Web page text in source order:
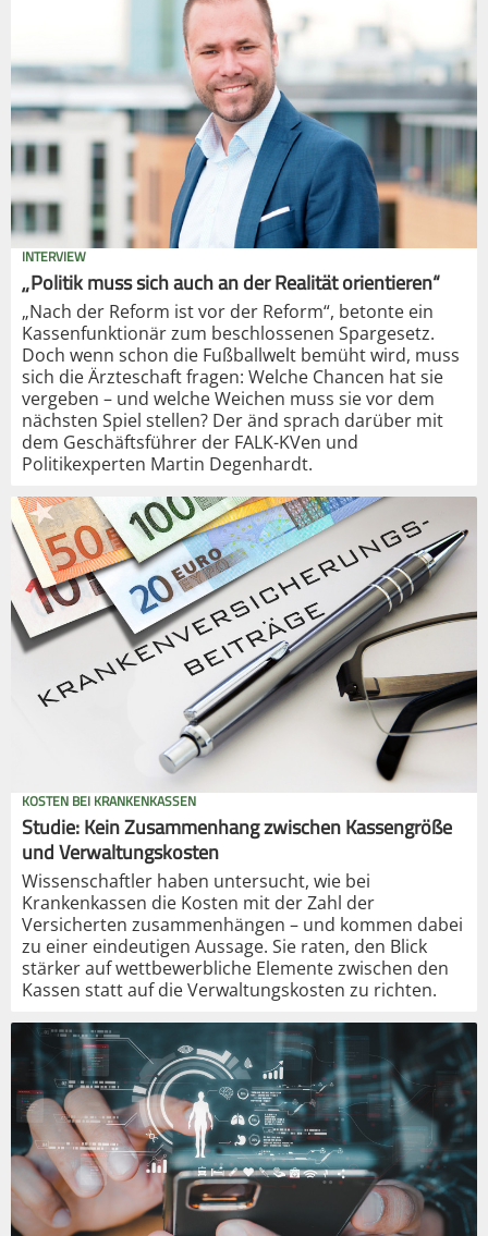
INTERVIEW
„Politik muss sich auch an der Realität orientieren“
„Nach der Reform ist vor der Reform“, betonte ein
Kassenfunktionär zum beschlossenen Spargesetz.
Doch wenn schon die Fußballwelt bemüht wird, muss
sich die Ärzteschaft fragen: Welche Chancen hat sie
vergeben – und welche Weichen muss sie vor dem
nächsten Spiel stellen? Der änd sprach darüber mit
dem Geschäftsführer der FALK-KVen und
Politikexperten Martin Degenhardt.
KOSTEN BEI KRANKENKASSEN
Studie: Kein Zusammenhang zwischen Kassengröße
und Verwaltungskosten
Wissenschaftler haben untersucht, wie bei
Krankenkassen die Kosten mit der Zahl der
Versicherten zusammenhängen – und kommen dabei
zu einer eindeutigen Aussage. Sie raten, den Blick
stärker auf wettbewerbliche Elemente zwischen den
Kassen statt auf die Verwaltungskosten zu richten.